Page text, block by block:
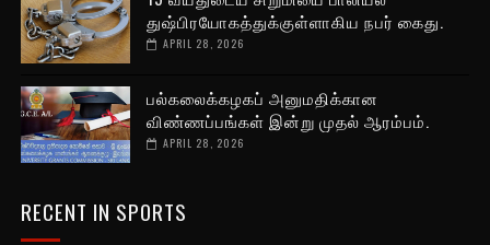
துஷ்பிரயோகத்துக்குள்ளாகிய நபர் கைது.
APRIL 28, 2026
பல்கலைக்கழகப் அனுமதிக்கான
விண்ணப்பங்கள் இன்று முதல் ஆரம்பம்.
APRIL 28, 2026
RECENT IN SPORTS